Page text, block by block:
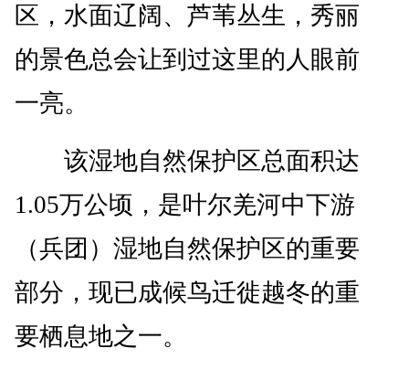
区，水面辽阔、芦苇丛生，秀丽
的景色总会让到过这里的人眼前
一亮。
该湿地自然保护区总面积达
1.05万公顷，是叶尔羌河中下游
（兵团）湿地自然保护区的重要
部分，现已成候鸟迁徙越冬的重
要栖息地之一。